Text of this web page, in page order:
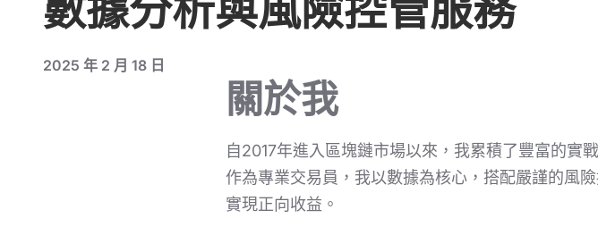
數據分析與風險控管服務
2025 年 2 月 18 日
關於我
自2017年進入區塊鏈市場以來，我累積了豐富的實
作為專業交易員，我以數據為核心，搭配嚴謹的風
實現正向收益。